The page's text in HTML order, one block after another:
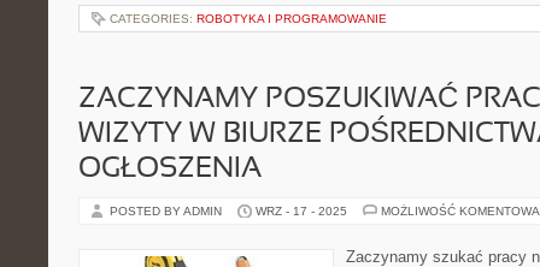
CATEGORIES: ROBOTYKA I PROGRAMOWANIE
ZACZYNAMY POSZUKIWAĆ
WIZYTY W BIURZE
OGŁOSZENIA
POSTED BY ADMIN WRZ - 17 - 2025 MOŻLIWOŚĆ
Zaczynamy szukać pracy